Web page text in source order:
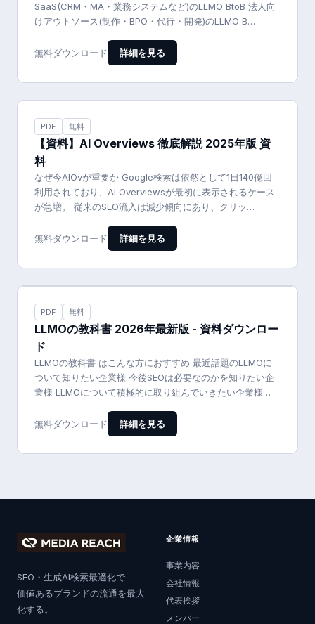
SaaS(CRM・MA・業務システムなど)のLLMO BtoB 法人向
けアウトソース(制作・BPO・代行・開発)のLLMO B…
無料ダウンロード 詳細を見る
PDF 無料
【資料】AI Overviews 徹底解説 2025年版 資
料
なぜ今AIOvが重要か Google検索は依然として1日140億回
利用されており、AI Overviewsが最初に表示されるケース
が急増。 従来のSEO流入は減少傾向にあり、クリッ…
無料ダウンロード 詳細を見る
PDF 無料
LLMOの教科書 2026年最新版 - 資料ダウンロー
ド
LLMOの教科書 はこんな方におすすめ 最近話題のLLMOに
ついて知りたい企業様 今後SEOは必要なのかを知りたい企
業様 LLMOについて積極的に取り組んでいきたい企業様
無料ダウンロード 詳細を見る
SEO・生成AI検索最適化で
価値あるブランドの流通を最大
化する。
企業情報
事業内容
会社情報
代表挨拶
メンバー